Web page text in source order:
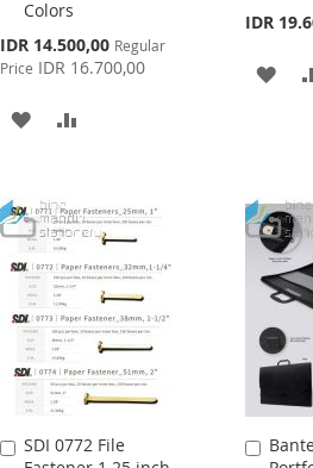
Colors
Special
Price
IDR 14.500,00 Regular
Price IDR 16.700,00
ADD
WISH
LIST
IDR
ADD
LIST
SDI 0772 File
Add
Add